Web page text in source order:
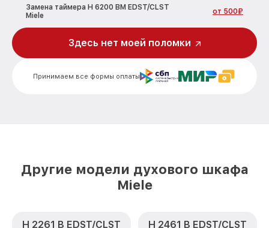
Замена таймера H 6200 BM EDST/CLST
Miele
от 500₽
Замена предохранителя H 6200 BM
EDST/CLST Miele
Замена шнура питания H 6200 BM
EDST/CLST Miele
от 500₽
Принимаем все формы оплаты
Здесь нет моей поломки
Другие модели духового шкафа
Miele
H 2261 B EDST/CLST H 2461 B EDST/CLST